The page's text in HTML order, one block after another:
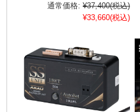
通常価格: ¥37,400(税込)
¥33,660(税込)